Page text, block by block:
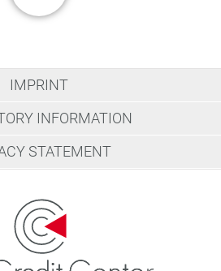
IMPRINT
INFORMATION
STATEMENT